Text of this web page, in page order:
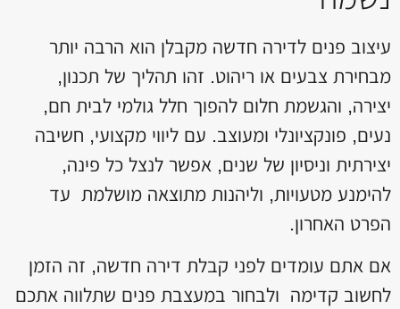
עיצוב פנים לדירה חדשה מקבלן הוא הרבה יותר
מבחירת צבעים או ריהוט. זהו תהליך של תכנון,
יצירה, והגשמת חלום להפוך חלל גולמי לבית חם,
נעים, פונקציונלי ומעוצב. עם ליווי מקצועי, חשיבה
יצירתית וניסיון של שנים, אפשר לנצל כל פינה,
להימנע מטעויות, וליהנות מתוצאה מושלמת עד
הפרט האחרון.
אם אתם עומדים לפני קבלת דירה חדשה, זה הזמן
לחשוב קדימה ולבחור במעצבת פנים שתלווה אתכם